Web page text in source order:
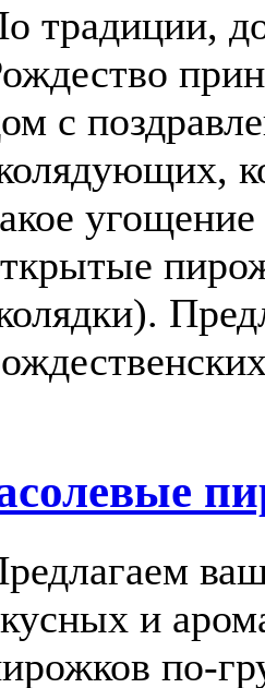
традиции,
с
и
по-